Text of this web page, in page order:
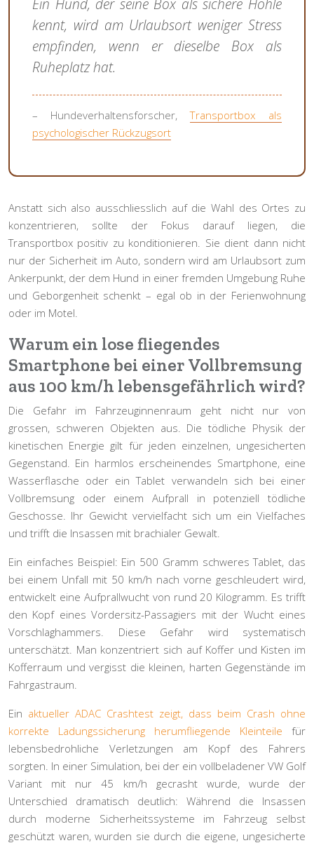
kennt, wird am Urlaubsort weniger Stress
empfinden, wenn er dieselbe Box als
Ruheplatz hat.
– Hundeverhaltensforscher,Transportbox als
psychologischer Rückzugsort
Anstatt sich also ausschliesslich auf die Wahl des Ortes zu
konzentrieren, sollte der Fokus darauf liegen, die
Transportbox positiv zu konditionieren. Sie dient dann nicht
nur der Sicherheit im Auto, sondern wird am Urlaubsort zum
Ankerpunkt, der dem Hund in einer fremden Umgebung Ruhe
und Geborgenheit schenkt – egal ob in der Ferienwohnung
oder im Motel.
Warum ein lose fliegendes
Smartphone bei einer Vollbremsung
aus 100 km/h lebensgefährlich wird?
Die Gefahr im Fahrzeuginnenraum geht nicht nur von
grossen, schweren Objekten aus. Die tödliche Physik der
kinetischen Energie gilt für jeden einzelnen, ungesicherten
Gegenstand. Ein harmlos erscheinendes Smartphone, eine
Wasserflasche oder ein Tablet verwandeln sich bei einer
Vollbremsung oder einem Aufprall in potenziell tödliche
Geschosse. Ihr Gewicht vervielfacht sich um ein Vielfaches
und trifft die Insassen mit brachialer Gewalt.
Ein einfaches Beispiel: Ein 500 Gramm schweres Tablet, das
bei einem Unfall mit 50 km/h nach vorne geschleudert wird,
entwickelt eine Aufprallwucht von rund 20 Kilogramm. Es trifft
den Kopf eines Vordersitz-Passagiers mit der Wucht eines
Vorschlaghammers. Diese Gefahr wird systematisch
unterschätzt. Man konzentriert sich auf Koffer und Kisten im
Kofferraum und vergisst die kleinen, harten Gegenstände im
Fahrgastraum.
Ein aktueller ADAC Crashtest zeigt, dass beim Crash ohne
korrekte Ladungssicherung herumfliegende Kleinteile für
lebensbedrohliche Verletzungen am Kopf des Fahrers
sorgten. In einer Simulation, bei der ein vollbeladener VW Golf
Variant mit nur 45 km/h gecrasht wurde, wurde der
Unterschied dramatisch deutlich: Während die Insassen
durch moderne Sicherheitssysteme im Fahrzeug selbst
geschützt waren, wurden sie durch die eigene, ungesicherte